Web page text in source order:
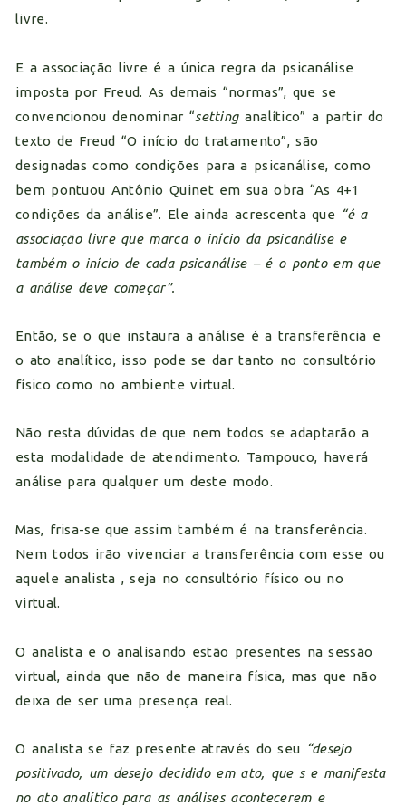
livre.
E a associação livre é a única regra da psicanálise
imposta por Freud. As demais “normas”, que se
convencionou denominar “settinganalítico” a partir do
texto de Freud “O início do tratamento”, são
designadas como condições para a psicanálise, como
bem pontuou Antônio Quinet em sua obra “As 4+1
condições da análise”. Ele ainda acrescenta que “é a
associação livre que marca o início da psicanálise e
também o início de cada psicanálise – é o ponto em que
a análise deve começar”.
Então, se o que instaura a análise é a transferência e
o ato analítico, isso pode se dar tanto no consultório
físico como no ambiente virtual.
Não resta dúvidas de que nem todos se adaptarão a
esta modalidade de atendimento. Tampouco, haverá
análise para qualquer um deste modo.
Mas, frisa-se que assim também é na transferência.
Nem todos irão vivenciar a transferência com esse ou
aquele analista , seja no consultório físico ou no
virtual.
O analista e o analisando estão presentes na sessão
virtual, ainda que não de maneira física, mas que não
deixa de ser uma presença real.
O analista se faz presente através do seu “desejo
positivado, um desejo decidido em ato, que s e manifesta
no ato analítico para as análises acontecerem e